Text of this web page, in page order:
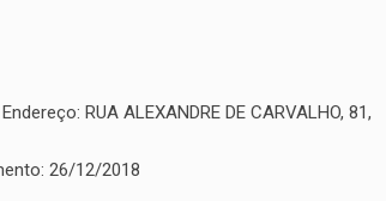
Endereço: RUA ALEXANDRE DE CARVALHO, 81,
26/12/2018